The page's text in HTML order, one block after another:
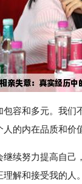
容和多元。我们
的内在品质和价
续努力提高自己
解和接受我的人。